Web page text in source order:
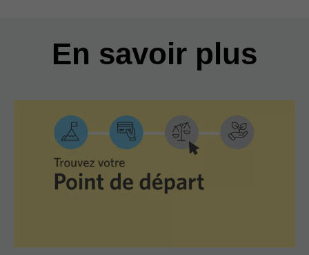
En savoir plus